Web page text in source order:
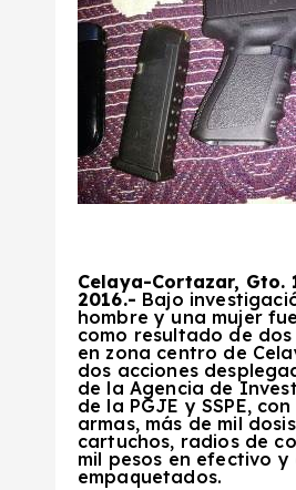
Celaya-Cortazar, Gto.
2016.- Bajo
hombre y una mujer
como resultado de
en zona centro de
dos acciones
de la Agencia de
de la PGJE y SSPE,
armas, más de mil
cartuchos, radios de
mil pesos en efectivo y
empaquetados.